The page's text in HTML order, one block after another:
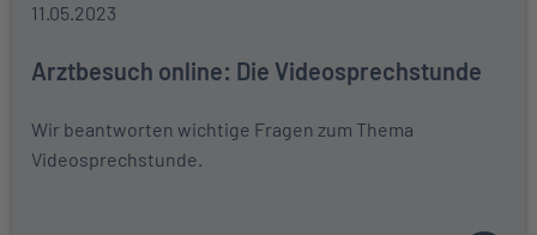
11.05.2023
Arztbesuch online: Die Videosprechstunde
Wir beantworten wichtige Fragen zum Thema
Videosprechstunde.